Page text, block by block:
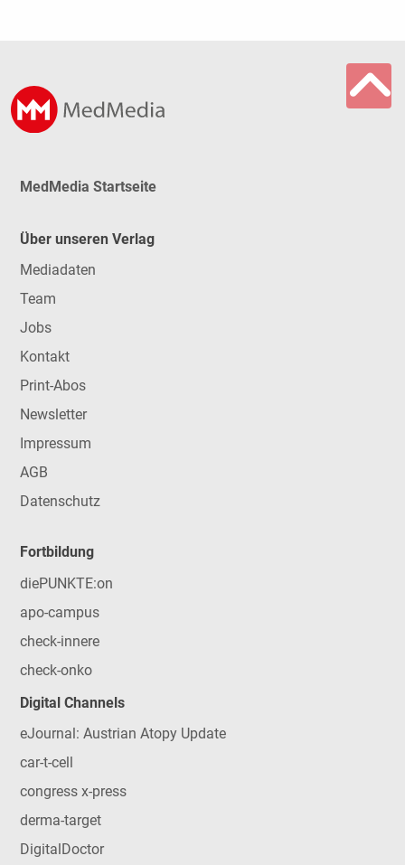
MedMedia Startseite
Über unseren Verlag
Mediadaten
Team
Jobs
Kontakt
Print-Abos
Newsletter
Impressum
AGB
Datenschutz
Fortbildung
diePUNKTE:on
apo-campus
check-innere
check-onko
Digital Channels
eJournal: Austrian Atopy Update
car-t-cell
congress x-press
derma-target
DigitalDoctor